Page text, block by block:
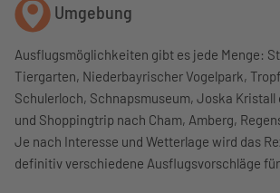
Umgebung
Ausflugsmöglichkeiten gibt es jede Menge:
Tiergarten, Niederbayrischer Vogelpark,
Schulerloch, Schnapsmuseum, Joska
und Shoppingtrip nach Cham, Amberg,
Je nach Interesse und Wetterlage wird das
definitiv verschiedene Ausflugsvorschläge